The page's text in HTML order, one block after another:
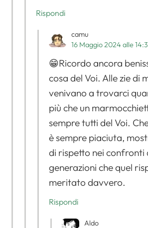
Rispondi
camu
16 Maggio 2024 alle
😁Ricordo ancora
cosa del Voi. Alle zie di
venivano a trovarci
più che un
sempre tutti del Voi.
è sempre piaciuta,
di rispetto nei confronti
generazioni che quel
meritato davvero.
Rispondi
Aldo